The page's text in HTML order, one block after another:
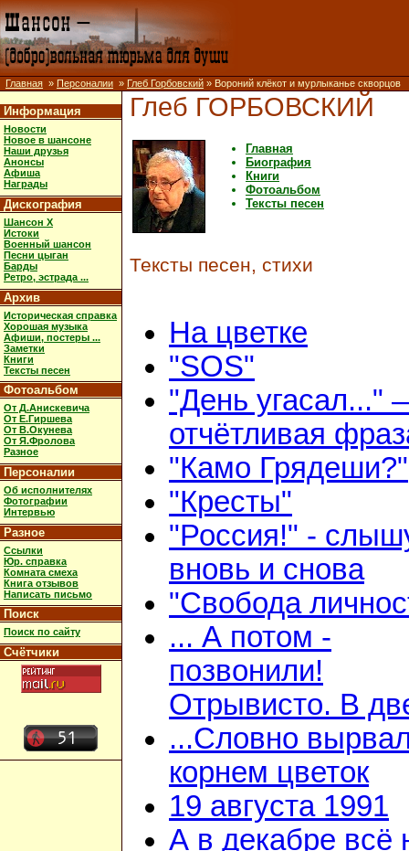
Главная » Персоналии » Глеб Горбовский » Вороний клёкот и мурлыканье скворцов
Информация
Новости
Новое в шансоне
Наши друзья
Анонсы
Афиша
Награды
Дискография
Шансон X
Истоки
Военный шансон
Песни цыган
Барды
Ретро, эстрада ...
Архив
Историческая справка
Хорошая музыка
Афиши, постеры ...
Заметки
Книги
Тексты песен
Фотоальбом
От Д.Анискевича
От Е.Гиршева
От В.Окунева
От Я.Фролова
Разное
Персоналии
Об исполнителях
Фотографии
Интервью
Разное
Ссылки
Юр. справка
Комната смеха
Книга отзывов
Написать письмо
Поиск
Поиск по сайту
Счётчики
Глеб ГОРБОВСКИЙ
Главная
Биография
Книги
Фотоальбом
Тексты песен
Тексты песен, стихи
На цветке
"SOS"
"День угасал..."
отчётливая
"Камо Грядеши?"
"Кресты"
"Россия!" -
вновь и снова
"Свобода
... А потом -
позвонили!
Отрывисто. В
...Словно
корнем цветок
19 августа 1991
А в декабре всё